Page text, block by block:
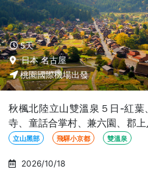
6天
日本 名古屋
桃園國際機場出發
楓華絕代北陸６日-紅葉、立山
鄉上高地、兼六園、白川鄉合
街、德川園
紅葉 立山黑部 神之故鄉上高地
2026/10/15